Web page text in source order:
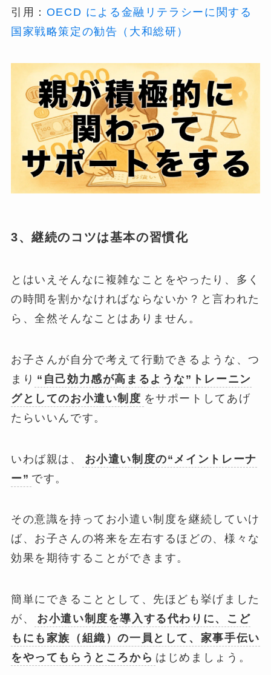
引用： OECD による金融リテラシーに関する
国家戦略策定の勧告（大和総研）
3、継続のコツは基本の習慣化
とはいえそんなに複雑なことをやったり、多く
の時間を割かなければならないか？と言われた
ら、全然そんなことはありません。
お子さんが自分で考えて行動できるような、つ
まり “自己効力感が高まるような”トレーニン
グとしてのお小遣い制度 をサポートしてあげ
たらいいんです。
いわば親は、
お小遣い制度の“メイントレーナ
ー” です。
その意識を持ってお小遣い制度を継続していけ
ば、お子さんの将来を左右するほどの、様々な
効果を期待することができます。
簡単にできることとして、先ほども挙げました
が、
お小遣い制度を導入する代わりに、こど
もにも家族（組織）の一員として、家事手伝い
をやってもらうところから はじめましょう。